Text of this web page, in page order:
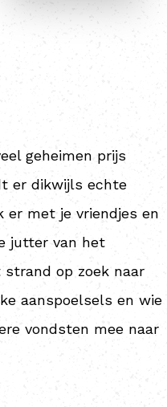
geheimen prijs
er dikwijls echte
met je vriendjes en
jutter van het
op zoek naar
aanspoelsels en wie
vondsten mee naar